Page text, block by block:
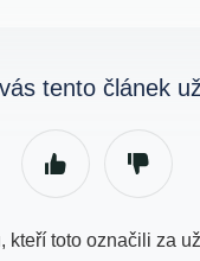
tento článek
kteří toto označili za